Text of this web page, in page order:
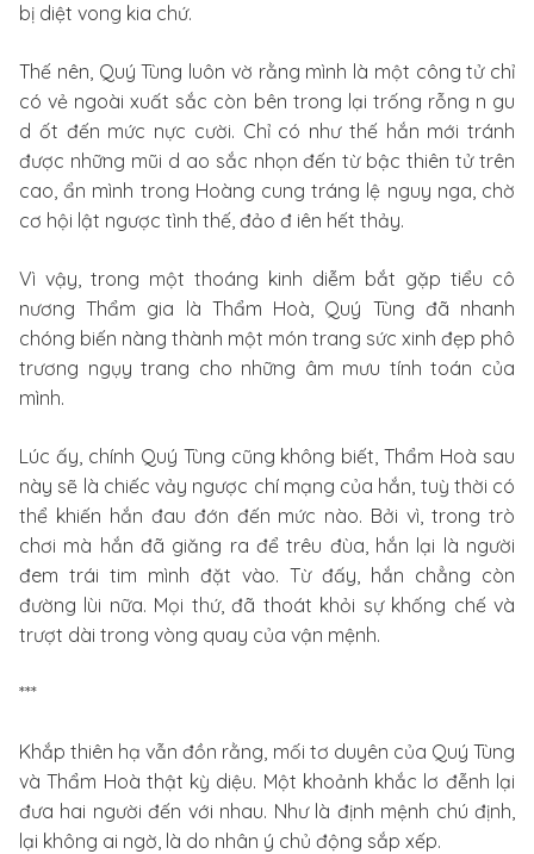
bị diệt vong kia chứ.
Thế nên, Quý Tùng luôn vờ rằng mình là một công tử chỉ
có vẻ ngoài xuất sắc còn bên trong lại trống rỗng n gu
d ốt đến mức nực cười. Chỉ có như thế hắn mới tránh
được những mũi d ao sắc nhọn đến từ bậc thiên tử trên
cao, ẩn mình trong Hoàng cung tráng lệ nguy nga, chờ
cơ hội lật ngược tình thế, đảo đ iên hết thảy.
Vì vậy, trong một thoáng kinh diễm bắt gặp tiểu cô
nương Thẩm gia là Thẩm Hoà, Quý Tùng đã nhanh
chóng biến nàng thành một món trang sức xinh đẹp phô
trương ngụy trang cho những âm mưu tính toán của
mình.
Lúc ấy, chính Quý Tùng cũng không biết, Thẩm Hoà sau
này sẽ là chiếc vảy ngược chí mạng của hắn, tuỳ thời có
thể khiến hắn đau đớn đến mức nào. Bởi vì, trong trò
chơi mà hắn đã giăng ra để trêu đùa, hắn lại là người
đem trái tim mình đặt vào. Từ đấy, hắn chẳng còn
đường lùi nữa. Mọi thứ, đã thoát khỏi sự khống chế và
trượt dài trong vòng quay của vận mệnh.
***
Khắp thiên hạ vẫn đồn rằng, mối tơ duyên của Quý Tùng
và Thẩm Hoà thật kỳ diệu. Một khoảnh khắc lơ đễnh lại
đưa hai người đến với nhau. Như là định mệnh chú định,
lại không ai ngờ, là do nhân ý chủ động sắp xếp.